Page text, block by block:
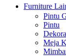
Furniture
Pintu
Pintu
Meja